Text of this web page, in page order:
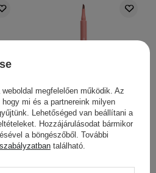
GOSH - Here To Stain Lip
Pen - Hosszantartó Filces
Szájkontúrceruza- 010
megfelelően működik. Az
mi és a partnereink milyen
Lehetőséged van beállítani a
Hozzájárulásodat bármikor
a böngészőből. További
található.